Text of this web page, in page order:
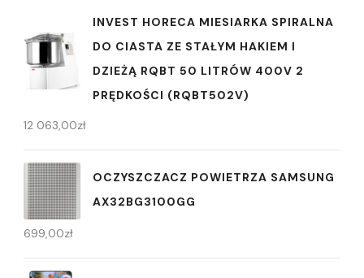
INVEST HORECA MIESIARKA SPIRALNA
DO CIASTA ZE STAŁYM HAKIEM I
DZIEŻĄ RQBT 50 LITRÓW 400V 2
PRĘDKOŚCI (RQBT502V)
12 063,00zł
OCZYSZCZACZ POWIETRZA SAMSUNG
AX32BG3100GG
699,00zł